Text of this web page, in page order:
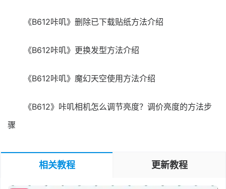
《B612咔叽》删除已下载贴纸方法介绍
《B612咔叽》更换发型方法介绍
《B612咔叽》魔幻天空使用方法介绍
《B612》咔叽相机怎么调节亮度？调价亮度的方法步
骤
相关教程 更新教程